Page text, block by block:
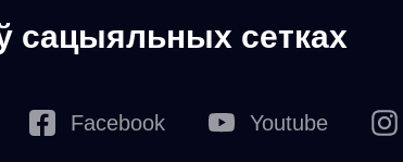
сацыяльных сетках
Facebook Youtube